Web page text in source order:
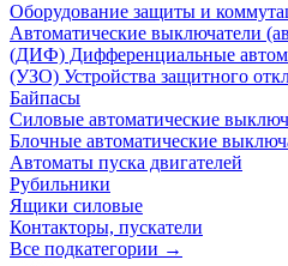
Оборудование защиты и
Автоматические выключатели
(ДИФ) Дифференциальные
(УЗО) Устройства защитного
Байпасы
Силовые автоматические
Блочные автоматические
Автоматы пуска двигателей
Рубильники
Ящики силовые
Контакторы, пускатели
Все подкатегории →